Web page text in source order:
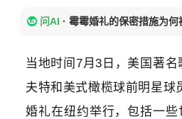
问AI · 霉霉婚礼的保密措施为何
当地时间7月3日，美国著名
夫特和美式橄榄球前明星球
婚礼在纽约举行，包括一